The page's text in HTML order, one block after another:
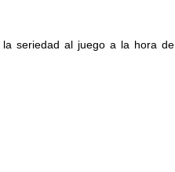
seriedad al juego a la hora de